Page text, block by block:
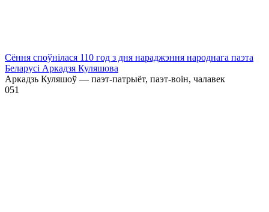
Сёння споўнілася 110 год з дня нараджэння народнага паэта
Беларусі Аркадзя Куляшова
Аркадзь Куляшоў — паэт-патрыёт, паэт-воін, чалавек
051